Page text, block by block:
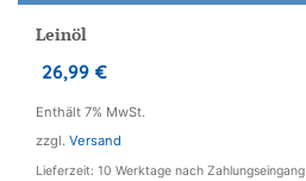
Leinöl
26,99 €
Enthält 7% MwSt.
zzgl. Versand
Lieferzeit: 10 Werktage nach Zahlungseingang